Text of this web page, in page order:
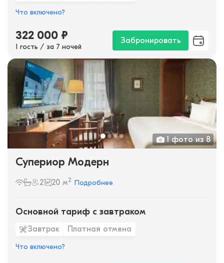
Что включено?
322 000 ₽
1 гость / за 7 ночей
Забронировать
1 фото из 8
Супериор Модерн
2 20 м2 Подробнее
Основной тариф с завтраком
Завтрак Платная отмена
Что включено?